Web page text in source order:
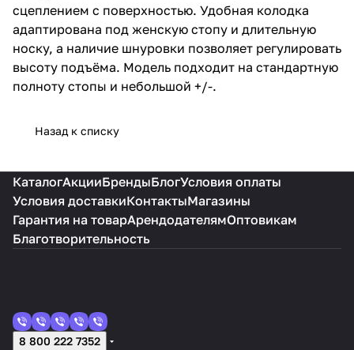
сцеплением с поверхностью. Удобная колодка
адаптирована под женскую стопу и длительную
носку, а наличие шнуровки позволяет регулировать
высоту подъёма. Модель подходит на стандартную
полноту стопы и небольшой +/-.
Назад к списку
КаталогАкцииБрендыБлогУсловия оплаты
Условия доставкиКонтактыМагазины
Гарантия на товарАрендодателямОптовикам
Благотворительность
8 800 222 7352